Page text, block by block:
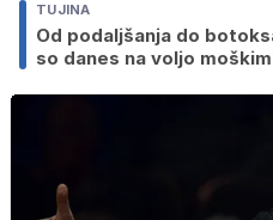
TUJINA
Od podaljšanja do
so danes na voljo